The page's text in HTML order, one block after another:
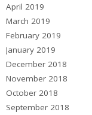
April 2019
March 2019
February 2019
January 2019
December 2018
November 2018
October 2018
September 2018